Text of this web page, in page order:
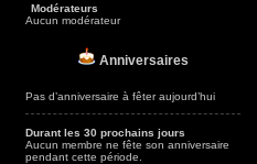
Modérateurs
Aucun modérateur
Anniversaires
Pas d’anniversaire à fêter aujourd’hui
Durant les 30 prochains jours
Aucun membre ne fête son anniversaire
pendant cette période.